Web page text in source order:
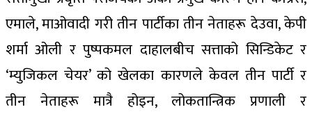
एमाले, माओवादी गरी तीन पार्टीका तीन नेताहरू देउवा, केपी
शर्मा ओली र पुष्पकमल दाहालबीच सत्ताको सिन्डिकेट र
‘म्युजिकल चेयर’ को खेलका कारणले केवल तीन पार्टी र
तीन नेताहरू मात्रै होइन, लोकतान्त्रिक प्रणाली र